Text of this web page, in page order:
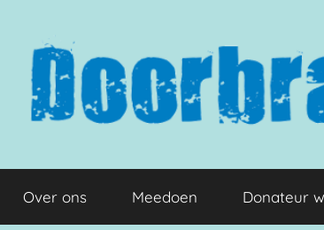
inhoud
springen
Doorbraak.eu
Over ons Meedoen Donateur